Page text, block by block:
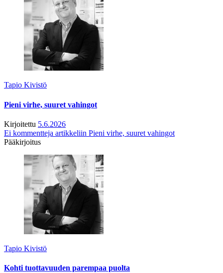
Tapio Kivistö
Pieni virhe, suuret vahingot
Kirjoitettu 5.6.2026
Ei kommentteja artikkeliin Pieni virhe, suuret vahingot
Pääkirjoitus
Tapio Kivistö
Kohti tuottavuuden parempaa puolta